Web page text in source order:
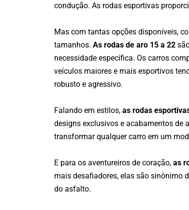
condução. As rodas esportivas
Mas com tantas opções disponíveis,
tamanhos. As rodas de aro 15 a 22
necessidade específica. Os carros
veículos maiores e mais esportivos
robusto e agressivo.
Falando em estilos, as rodas
designs exclusivos e acabamentos de
transformar qualquer carro em um
E para os aventureiros de coração, as
mais desafiadores, elas são sinônimo
do asfalto.